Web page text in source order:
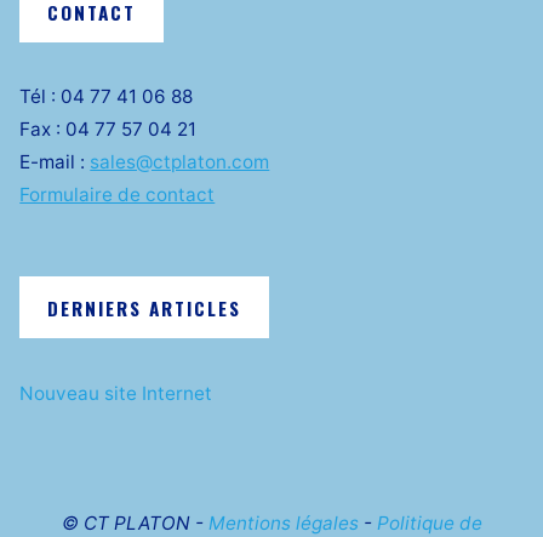
CONTACT
Tél : 04 77 41 06 88
Fax : 04 77 57 04 21
E-mail : sales@ctplaton.com
Formulaire de contact
DERNIERS ARTICLES
Nouveau site Internet
© CT PLATON - Mentions légales- Politique de